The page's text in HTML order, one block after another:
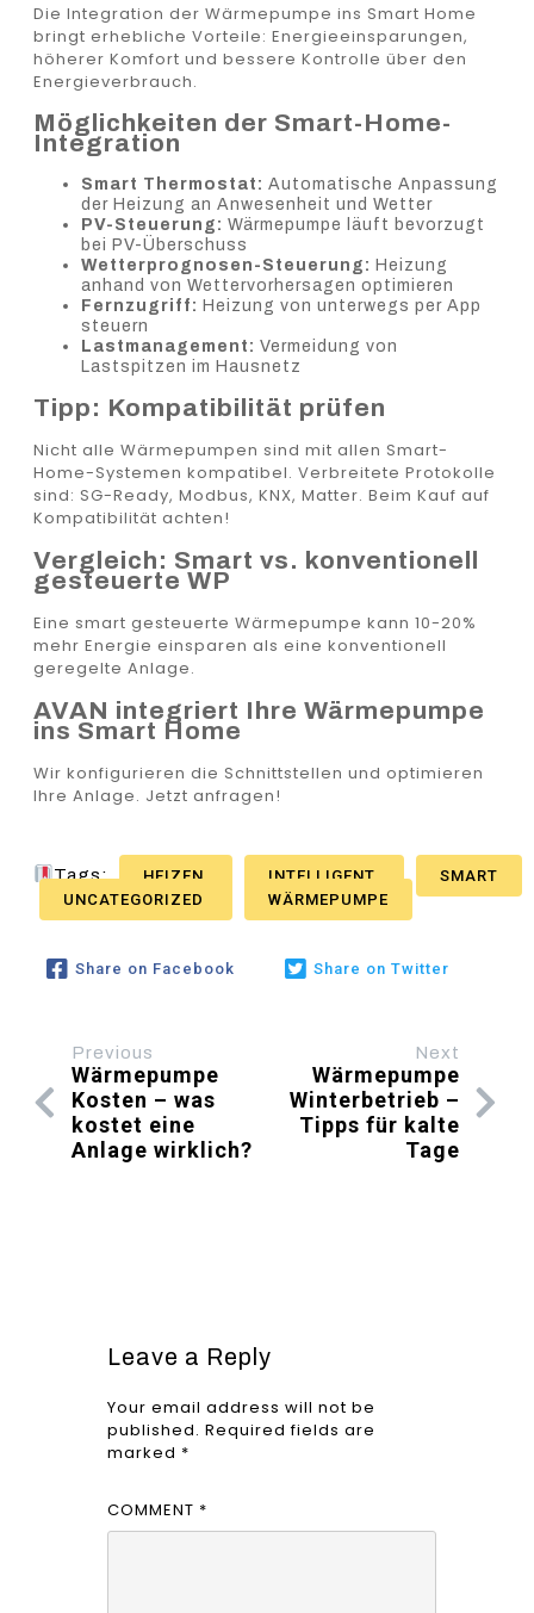
Die Integration der Wärmepumpe ins Smart Home
bringt erhebliche Vorteile: Energieeinsparungen,
höherer Komfort und bessere Kontrolle über den
Energieverbrauch.
Möglichkeiten der Smart-Home-
Integration
Smart Thermostat: Automatische Anpassung
der Heizung an Anwesenheit und Wetter
PV-Steuerung: Wärmepumpe läuft bevorzugt
bei PV-Überschuss
Wetterprognosen-Steuerung: Heizung
anhand von Wettervorhersagen optimieren
Fernzugriff: Heizung von unterwegs per App
steuern
Lastmanagement: Vermeidung von
Lastspitzen im Hausnetz
Tipp: Kompatibilität prüfen
Nicht alle Wärmepumpen sind mit allen Smart-
Home-Systemen kompatibel. Verbreitete Protokolle
sind: SG-Ready, Modbus, KNX, Matter. Beim Kauf auf
Kompatibilität achten!
Vergleich: Smart vs. konventionell
gesteuerte WP
Eine smart gesteuerte Wärmepumpe kann 10-20%
mehr Energie einsparen als eine konventionell
geregelte Anlage.
AVAN integriert Ihre Wärmepumpe
ins Smart Home
Wir konfigurieren die Schnittstellen und optimieren
Ihre Anlage. Jetzt anfragen!
Tags: HEIZEN INTELLIGENT
SMART
UNCATEGORIZED
WÄRMEPUMPE
Share on Facebook Share on Twitter
Previous
Wärmepumpe
Kosten – was
kostet eine
Anlage wirklich?
Next
Wärmepumpe
Winterbetrieb –
Tipps für kalte
Tage
Leave a Reply
Your email address will not be
published. Required fields are
marked *
COMMENT *